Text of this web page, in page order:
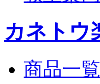
カネトウ
商品一覧